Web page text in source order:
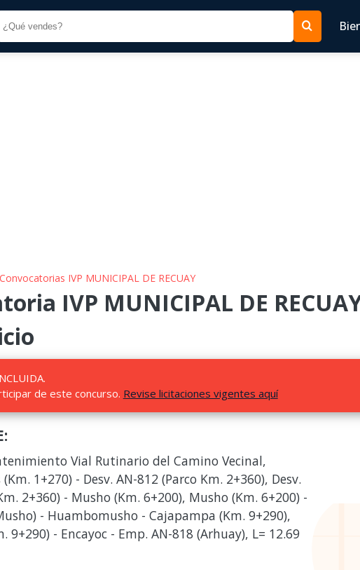
Convocatorias IVP MUNICIPAL DE RECUAY
IVP MUNICIPAL DE
de este concurso. Revise licitaciones vigentes aquí
Vial Rutinario del Camino Vecinal,
1+270) - Desv. AN-812 (Parco Km. 2+360), Desv.
2+360) - Musho (Km. 6+200), Musho (Km. 6+200) -
- Huambomusho - Cajapampa (Km. 9+290),
9+290) - Encayoc - Emp. AN-818 (Arhuay), L= 12.69